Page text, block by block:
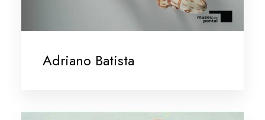
Adriano Batista